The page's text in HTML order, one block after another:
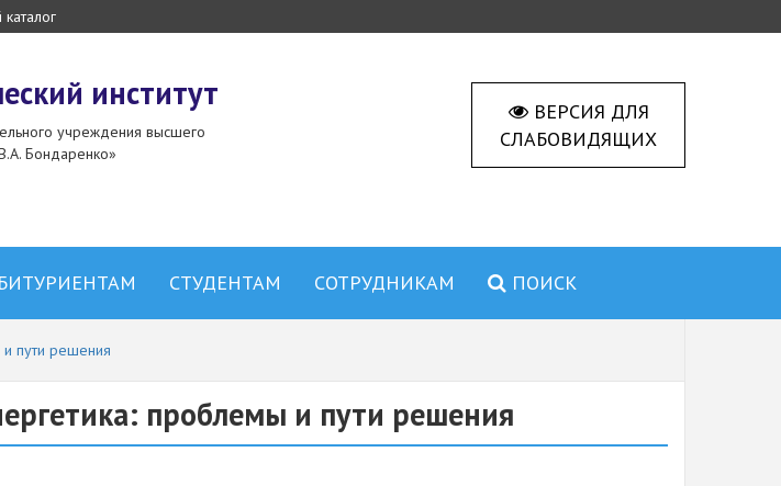
институт
учреждения высшего
Бондаренко»
ВЕРСИЯ ДЛЯ
СЛАБОВИДЯЩИХ
СТУДЕНТАМ СОТРУДНИКАМ ПОИСК
и пути решения
проблемы и пути решения